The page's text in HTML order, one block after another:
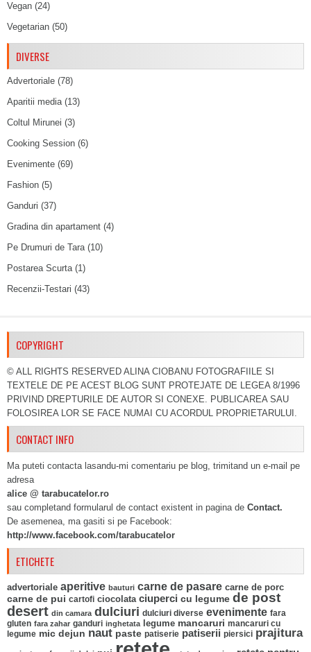
Vegan (24)
Vegetarian (50)
DIVERSE
Advertoriale (78)
Aparitii media(13)
Coltul Mirunei (3)
Cooking Session (6)
Evenimente (69)
Fashion (5)
Ganduri (37)
Gradina din apartament (4)
Pe Drumuri de Tara(10)
Postarea Scurta(1)
Recenzii-Testari (43)
COPYRIGHT
© ALL RIGHTS RESERVED ALINA CIOBANU FOTOGRAFIILE SI
TEXTELE DE PE ACEST BLOG SUNT PROTEJATE DE LEGEA 8/1996
PRIVIND DREPTURILE DE AUTOR SI CONEXE. PUBLICAREA SAU
FOLOSIREA LOR SE FACE NUMAI CU ACORDUL PROPRIETARULUI.
CONTACT INFO
Ma puteti contacta lasandu-mi comentariu pe blog, trimitand un e-mail pe
adresa
alice @ tarabucatelor.ro
sau completand formularul de contact existent in pagina de Contact.
De asemenea, ma gasiti si pe Facebook:
http://www.facebook.com/tarabucatelor
ETICHETE
advertoriale aperitive bauturi carne de pasare carne de porc
carne de pui cartofi ciocolata ciuperci cu legume de post
desert din camara dulciuri dulciuri diverse evenimente fara
gluten fara zahar ganduri inghetata legume mancaruri mancaruri cu
legume mic dejun naut paste patiserie patiserii piersici prajitura